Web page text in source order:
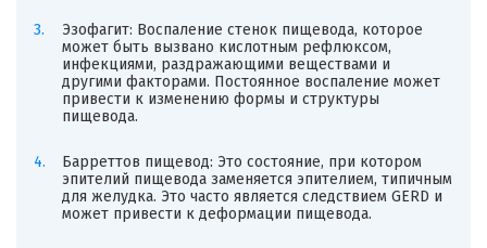
Эзофагит: Воспаление стенок пищевода, которое
может быть вызвано кислотным рефлюксом,
инфекциями, раздражающими веществами и
другими факторами. Постоянное воспаление может
привести к изменению формы и структуры
пищевода.
Барреттов пищевод: Это состояние, при котором
эпителий пищевода заменяется эпителием, типичным
для желудка. Это часто является следствием GERD и
может привести к деформации пищевода.